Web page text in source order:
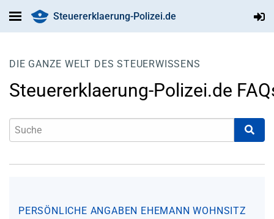
Steuererklaerung-Polizei.de
DIE GANZE WELT DES STEUERWISSENS
Steuererklaerung-Polizei.de
PERSÖNLICHE ANGABEN EHEMANN WOHNSITZ